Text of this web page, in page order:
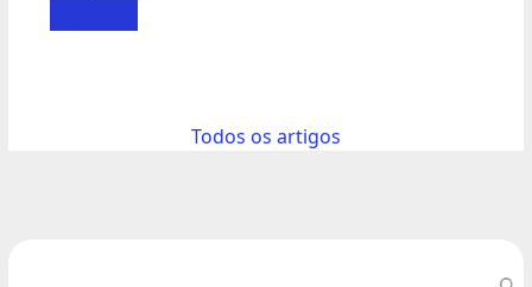
Todos os artigos